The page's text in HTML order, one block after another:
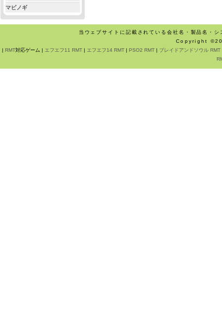
マビノギ
当ウェブサイトに記載されている会社名・製品名・
Copyright
| RMT対応ゲーム | エフエフ11 RMT| エフエフ14 RMT| PSO2 RMT| ブレイドアンドソウル RMT